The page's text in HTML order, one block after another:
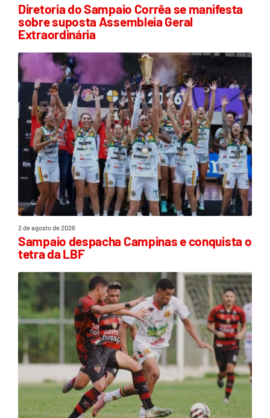
Diretoria do Sampaio Corrêa se manifesta
sobre suposta Assembleia Geral
Extraordinária
2 de agosto de 2026
Sampaio despacha Campinas e conquista o
tetra da LBF